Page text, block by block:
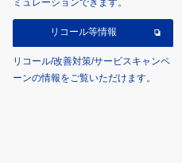
リコール等情報
リコール/改善対策/サービスキャンペ
ーンの情報をご覧いただけます。